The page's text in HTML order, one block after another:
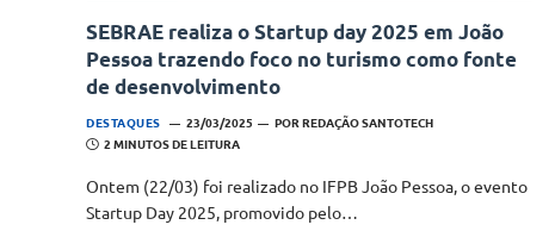
SEBRAE realiza o Startup day 2025 em João
Pessoa trazendo foco no turismo como fonte
de desenvolvimento
DESTAQUES 23/03/2025 POR REDAÇÃO SANTOTECH
2 MINUTOS DE LEITURA
Ontem (22/03) foi realizado no IFPB João Pessoa, o evento
Startup Day 2025, promovido pelo…